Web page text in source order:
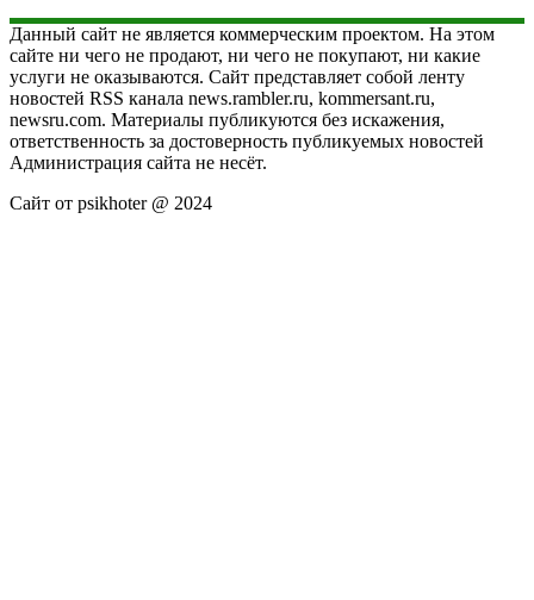
Данный сайт не является коммерческим проектом. На этом
сайте ни чего не продают, ни чего не покупают, ни какие
услуги не оказываются. Сайт представляет собой ленту
новостей RSS канала news.rambler.ru, kommersant.ru,
newsru.com. Материалы публикуются без искажения,
ответственность за достоверность публикуемых новостей
Администрация сайта не несёт.
Сайт от psikhoter @ 2024